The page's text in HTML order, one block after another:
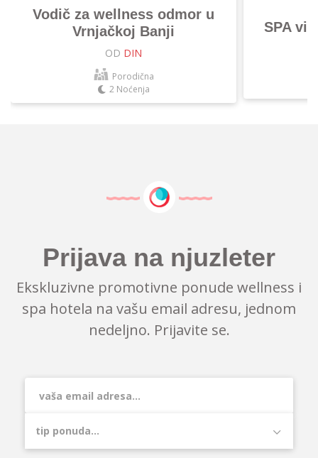
Vodič za wellness odmor u
Vrnjačkoj Banji
OD DIN
Porodična
2 Noćenja
SPA
Prijava na njuzleter
Ekskluzivne promotivne ponude wellness i
spa hotela na vašu email adresu, jednom
nedeljno. Prijavite se.